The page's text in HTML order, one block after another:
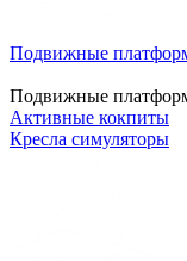
Подвижные
Подвижные
Активные кокпиты
Кресла симуляторы